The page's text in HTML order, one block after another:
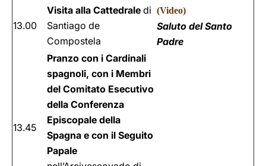
13.00
Visita alla Cattedrale di
Santiago de
Compostela
(Video)
Saluto del Santo
Padre
13.45
Pranzo con i Cardinali
spagnoli, con i Membri
del Comitato Esecutivo
della Conferenza
Episcopale della
Spagna e con il Seguito
Papale